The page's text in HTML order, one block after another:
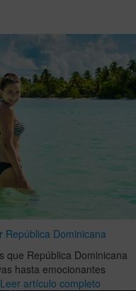
República Dominicana
que República Dominicana
hasta emocionantes
Leer artículo completo